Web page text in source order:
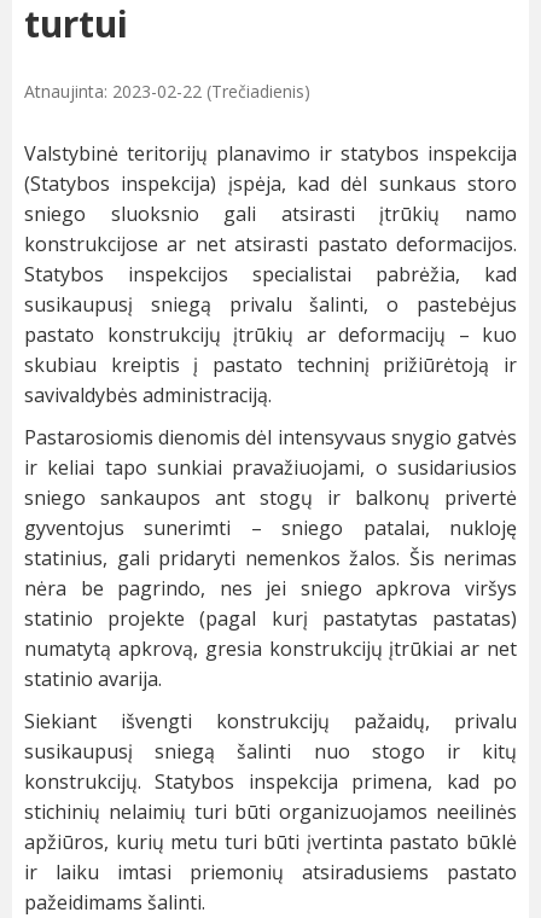
turtui
Atnaujinta: 2023-02-22 (Trečiadienis)
Valstybinė teritorijų planavimo ir statybos inspekcija
(Statybos inspekcija) įspėja, kad dėl sunkaus storo
sniego sluoksnio gali atsirasti įtrūkių namo
konstrukcijose ar net atsirasti pastato deformacijos.
Statybos inspekcijos specialistai pabrėžia, kad
susikaupusį sniegą privalu šalinti, o pastebėjus
pastato konstrukcijų įtrūkių ar deformacijų – kuo
skubiau kreiptis į pastato techninį prižiūrėtoją ir
savivaldybės administraciją.
Pastarosiomis dienomis dėl intensyvaus snygio gatvės
ir keliai tapo sunkiai pravažiuojami, o susidariusios
sniego sankaupos ant stogų ir balkonų privertė
gyventojus sunerimti – sniego patalai, nukloję
statinius, gali pridaryti nemenkos žalos. Šis nerimas
nėra be pagrindo, nes jei sniego apkrova viršys
statinio projekte (pagal kurį pastatytas pastatas)
numatytą apkrovą, gresia konstrukcijų įtrūkiai ar net
statinio avarija.
Siekiant išvengti konstrukcijų pažaidų, privalu
susikaupusį sniegą šalinti nuo stogo ir kitų
konstrukcijų. Statybos inspekcija primena, kad po
stichinių nelaimių turi būti organizuojamos neeilinės
apžiūros, kurių metu turi būti įvertinta pastato būklė
ir laiku imtasi priemonių atsiradusiems pastato
pažeidimams šalinti.